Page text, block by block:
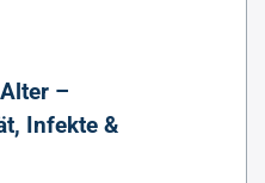
–
Infekte &